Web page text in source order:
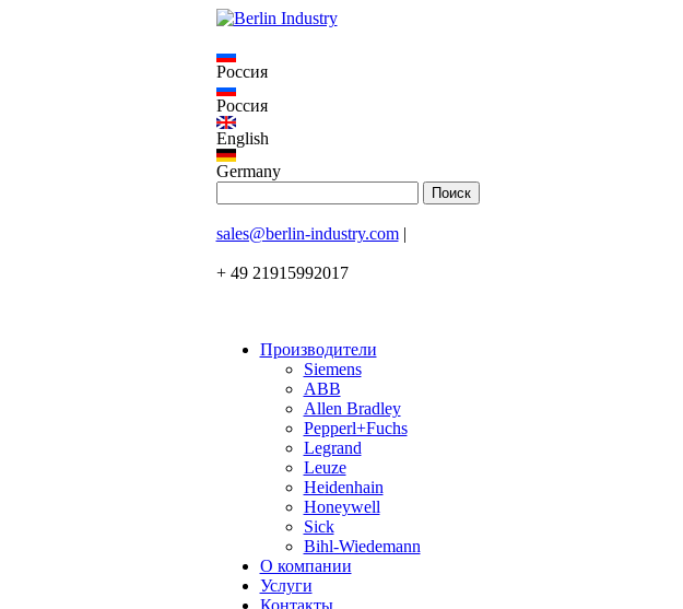
Россия
Россия
English
Germany
sales@berlin-industry.com|
+ 49 21915992017
Производители
Siemens
ABB
Allen Bradley
Pepperl+Fuchs
Legrand
Leuze
Heidenhain
Honeywell
Sick
Bihl-Wiedemann
О компании
Услуги
Контакты